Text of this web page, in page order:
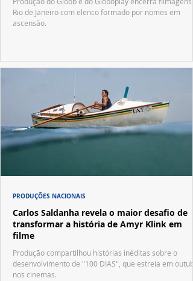
Rio de Janeiro com elenco formado por nomes em
ascensão.
Carlos Saldanha revela o maior desafio de
transformar a história de Amyr Klink em
filme
Produção compartilhou histórias inéditas sobre o
desenvolvimento de "100 DIAS", que estreia em
nos cinemas.
PRODUÇÕES NACIONAIS